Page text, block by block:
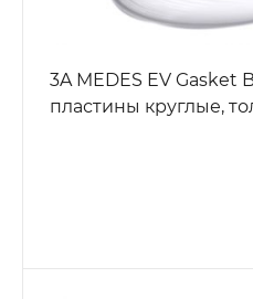
3A MEDES EV Gasket
пластины круглые,